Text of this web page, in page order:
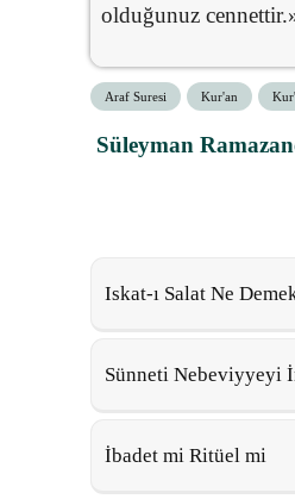
olduğunuz
Araf Suresi Kur'an
Süleyman
Iskat-ı Salat Ne
Sünneti Nebeviyyeyi
İbadet mi Ritüel mi